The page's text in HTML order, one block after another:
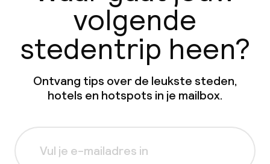
volgende
stedentrip heen?
Ontvang tips over de leukste steden,
hotels en hotspots in je mailbox.